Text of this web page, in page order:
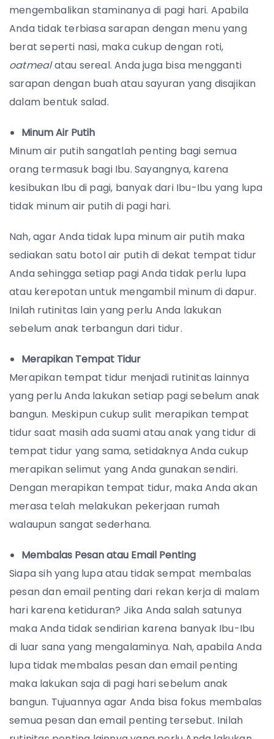
mengembalikan staminanya di pagi hari. Apabila
Anda tidak terbiasa sarapan dengan menu yang
berat seperti nasi, maka cukup dengan roti,
oatmealatau sereal. Anda juga bisa mengganti
sarapan dengan buah atau sayuran yang disajikan
dalam bentuk salad.
Minum Air Putih
Minum air putih sangatlah penting bagi semua
orang termasuk bagi Ibu. Sayangnya, karena
kesibukan Ibu di pagi, banyak dari Ibu-Ibu yang lupa
tidak minum air putih di pagi hari.
Nah, agar Anda tidak lupa minum air putih maka
sediakan satu botol air putih di dekat tempat tidur
Anda sehingga setiap pagi Anda tidak perlu lupa
atau kerepotan untuk mengambil minum di dapur.
Inilah rutinitas lain yang perlu Anda lakukan
sebelum anak terbangun dari tidur.
Merapikan Tempat Tidur
Merapikan tempat tidur menjadi rutinitas lainnya
yang perlu Anda lakukan setiap pagi sebelum anak
bangun. Meskipun cukup sulit merapikan tempat
tidur saat masih ada suami atau anak yang tidur di
tempat tidur yang sama, setidaknya Anda cukup
merapikan selimut yang Anda gunakan sendiri.
Dengan merapikan tempat tidur, maka Anda akan
merasa telah melakukan pekerjaan rumah
walaupun sangat sederhana.
Membalas Pesan atau Email Penting
Siapa sih yang lupa atau tidak sempat membalas
pesan dan email penting dari rekan kerja di malam
hari karena ketiduran? Jika Anda salah satunya
maka Anda tidak sendirian karena banyak Ibu-Ibu
di luar sana yang mengalaminya. Nah, apabila Anda
lupa tidak membalas pesan dan email penting
maka lakukan saja di pagi hari sebelum anak
bangun. Tujuannya agar Anda bisa fokus membalas
semua pesan dan email penting tersebut. Inilah